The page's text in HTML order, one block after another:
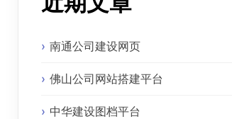
南通公司建设网页
佛山公司网站搭建平台
中华建设图档平台